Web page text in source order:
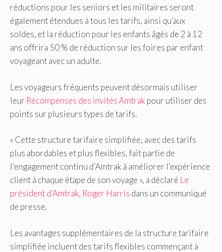
réductions pour les seniors et les militaires seront
également étendues à tous les tarifs, ainsi qu’aux
soldes, et la réduction pour les enfants âgés de 2 à 12
ans offrira 50 % de réduction sur les foires par enfant
voyageant avec un adulte.
Les voyageurs fréquents peuvent désormais utiliser
leur Récompenses des invités Amtrak pour utiliser des
points sur plusieurs types de tarifs.
« Cette structure tarifaire simplifiée, avec des tarifs
plus abordables et plus flexibles, fait partie de
l’engagement continu d’Amtrak à améliorer l’expérience
client à chaque étape de son voyage », a déclaré Le
président d’Amtrak, Roger Harris dans un communiqué
de presse.
Les avantages supplémentaires de la structure tarifaire
simplifiée incluent des tarifs flexibles commençant à